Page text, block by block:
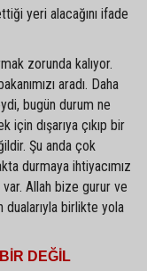
yeri alacağını ifade
zorunda kalıyor.
aradı. Daha
bugün durum ne
dışarıya çıkıp bir
Şu anda çok
durmaya ihtiyacımız
Allah bize gurur ve
dualarıyla birlikte yola
DEĞİL